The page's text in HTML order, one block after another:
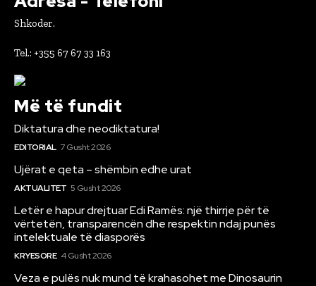
Shkoder.
Tel.: +355 67 67 33 163
Më të fundit
Diktatura dhe neodiktatura!
EDITORIAL 7 Gusht 2026
Ujërat e qeta – shëmbin edhe urat
AKTUALITET 5 Gusht 2026
Letër e hapur drejtuar Edi Ramës: një thirrje për të
vërtetën, transparencën dhe respektin ndaj punës
intelektuale të diasporës
KRYESORE 4 Gusht 2026
Veza e pulës nuk mund të krahasohet me Dinosaurin